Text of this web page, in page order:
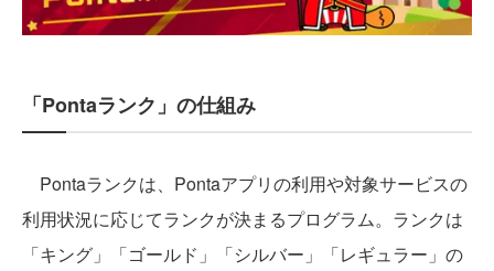
「Pontaランク」の仕組み
Pontaランクは、Pontaアプリの利用や対象サービスの
利用状況に応じてランクが決まるプログラム。ランクは
「キング」「ゴールド」「シルバー」「レギュラー」の